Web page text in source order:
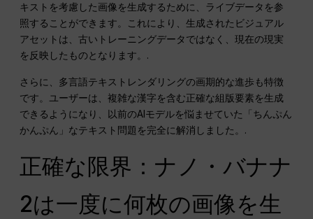
キストを考慮した画像を生成するために、ライブデータを参
照することができます。これにより、生成されたビジュアル
アセットは、古いトレーニングデータではなく、現在の現実
を反映したものとなります。.
さらに、多言語テキストレンダリングの画期的な進歩も特徴
です。ユーザーは、複雑な漢字を含む正確な組版要素を生成
できるようになり、以前のAIモデルを悩ませていた「ちんぷん
かんぷん」なテキスト問題を完全に解消しました。.
正確な限界：ナノ・バナナ
2は一度に何枚の画像を生